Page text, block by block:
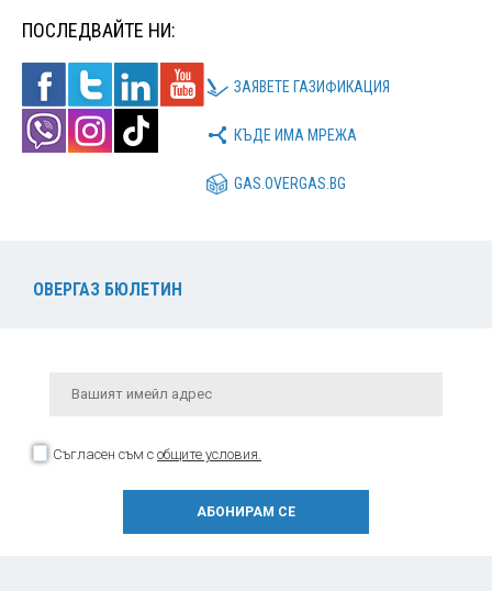
ПОСЛЕДВАЙТЕ НИ:
ЗАЯВЕТЕ ГАЗИФИКАЦИЯ
КЪДЕ ИМА МРЕЖА
GAS.OVERGAS.BG
ОВЕРГАЗ БЮЛЕТИН
Съгласен съм с общите условия.